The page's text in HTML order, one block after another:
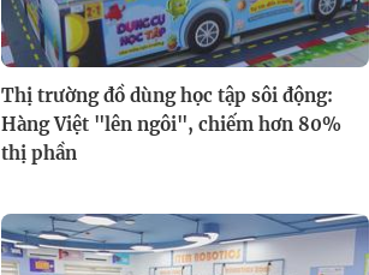
Thị trường đồ dùng học tập sôi động:
Hàng Việt "lên ngôi", chiếm hơn 80%
thị phần